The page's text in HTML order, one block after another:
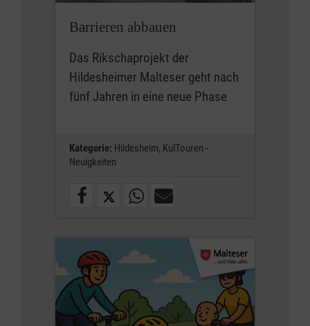
Barrieren abbauen
Das Rikschaprojekt der
Hildesheimer Malteser geht nach
fünf Jahren in eine neue Phase
Kategorie: Hildesheim, KulTouren -
Neuigkeiten